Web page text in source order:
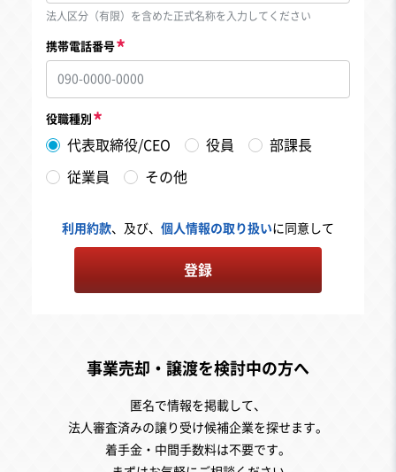
法人区分（有限）を含めた正式名称を入力してください
携帯電話番号
役職種別
代表取締役/CEO 役員 部課長
従業員 その他
利用約款、及び、 個人情報の取り扱いに同意して
登録
事業売却・譲渡を検討中の方へ
匿名で情報を掲載して、
法人審査済みの譲り受け候補企業を探せます。
着手金・中間手数料は不要です。